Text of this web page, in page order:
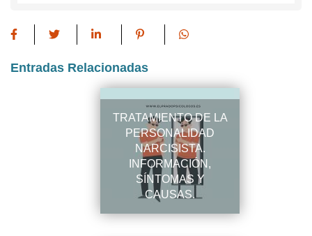
Entradas Relacionadas
TRATAMIENTO DE LA
PERSONALIDAD
NARCISISTA.
INFORMACIÓN,
SÍNTOMAS Y
CAUSAS.